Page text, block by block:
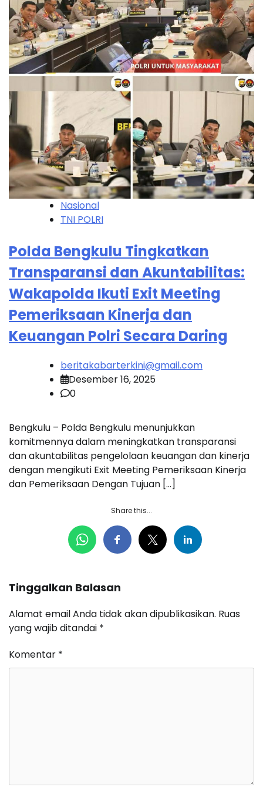
Nasional
TNI POLRI
Polda Bengkulu Tingkatkan
Transparansi dan Akuntabilitas:
Wakapolda Ikuti Exit Meeting
Pemeriksaan Kinerja dan
Keuangan Polri Secara Daring
beritakabarterkini@gmail.com
Desember 16, 2025
0
Bengkulu – Polda Bengkulu menunjukkan
komitmennya dalam meningkatkan transparansi
dan akuntabilitas pengelolaan keuangan dan kinerja
dengan mengikuti Exit Meeting Pemeriksaan Kinerja
dan Pemeriksaan Dengan Tujuan […]
Share this...
Tinggalkan Balasan
Alamat email Anda tidak akan dipublikasikan. Ruas
yang wajib ditandai *
Komentar *